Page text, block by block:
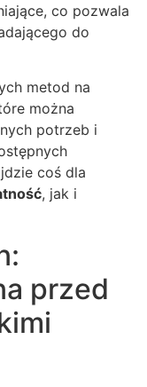
co pozwala
do
metod na
można
potrzeb i
coś dla
, jak i
przed